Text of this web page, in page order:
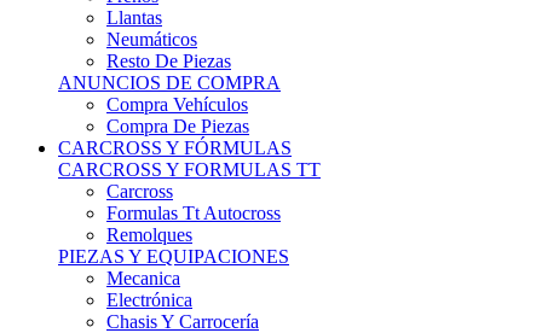
Neumáticos
Resto De Piezas
ANUNCIOS DE COMPRA
Compra Vehículos
Compra De Piezas
CARCROSS Y FÓRMULAS
CARCROSS Y FORMULAS TT
Carcross
Formulas Tt Autocross
Remolques
PIEZAS Y EQUIPACIONES
Mecanica
Electrónica
Chasis Y Carrocería
Suspensiones